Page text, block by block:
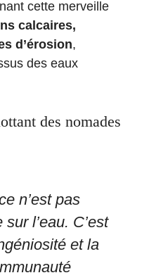
cette merveille
calcaires,
d’érosion,
des eaux
des nomades
n’est pas
l’eau. C’est
et la